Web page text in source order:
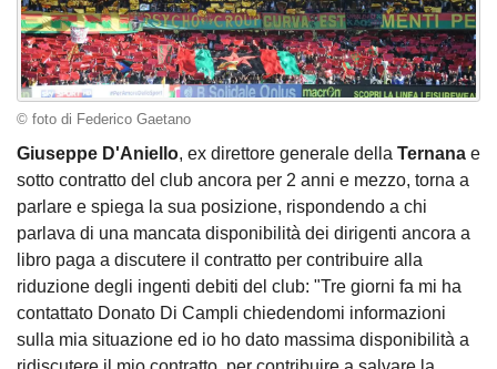
© foto di Federico Gaetano
Giuseppe D'Aniello, ex direttore generale della Ternana e
sotto contratto del club ancora per 2 anni e mezzo, torna a
parlare e spiega la sua posizione, rispondendo a chi
parlava di una mancata disponibilità dei dirigenti ancora a
libro paga a discutere il contratto per contribuire alla
riduzione degli ingenti debiti del club: "Tre giorni fa mi ha
contattato Donato Di Campli chiedendomi informazioni
sulla mia situazione ed io ho dato massima disponibilità a